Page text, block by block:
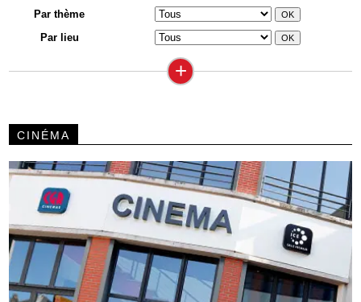
Par thème
Par lieu
+
CINÉMA